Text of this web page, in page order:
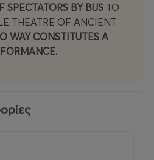
SPECTATORS BY BUS TO
THEATRE OF ANCIENT
WAY CONSTITUTES A